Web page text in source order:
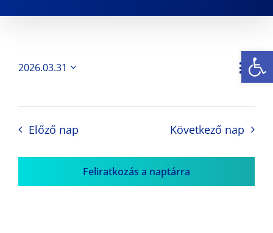
Nap
2026.03.31
Előző nap Következő nap
Feliratkozás a naptárra